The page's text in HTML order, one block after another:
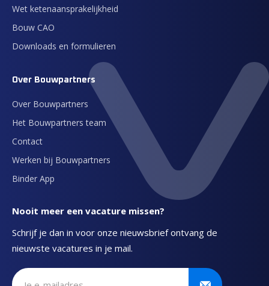
Wet ketenaansprakelijkheid
Bouw CAO
Downloads en formulieren
Over Bouwpartners
Over Bouwpartners
Het Bouwpartners team
Contact
Werken bij Bouwpartners
Binder App
Nooit meer een vacature missen?
Schrijf je dan in voor onze nieuwsbrief ontvang de
nieuwste vacatures in je mail.